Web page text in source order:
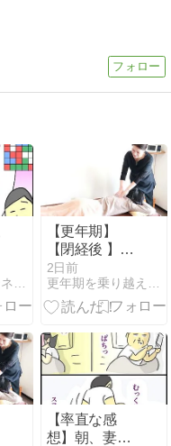
おそがいチャンネル 〜あらあら主婦の絵日記帳〜
【更年期】
【閉経後 】突
然始まった
「手のひび割
れ」〜私が実
ルモンの影
響〜
2日前
更年期を乗り越えて自分らしく生きる【大人女子の駆け込み寺】
【率直な感
想】朝、妻の